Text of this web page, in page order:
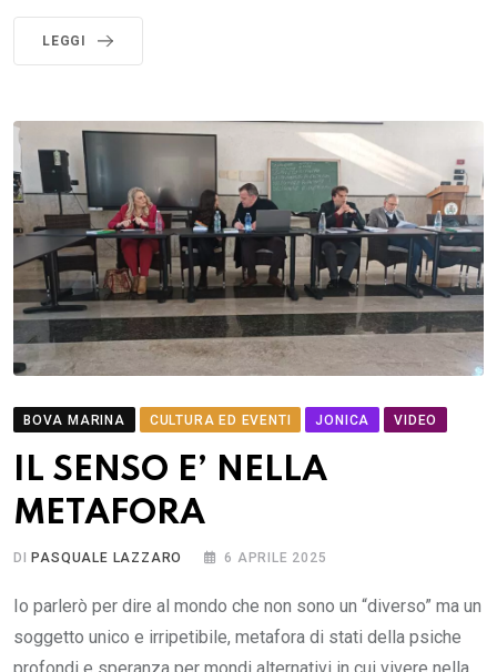
LEGGI
BOVA MARINA CULTURA ED EVENTI JONICA VIDEO
IL SENSO E’ NELLA
METAFORA
DIPASQUALE LAZZARO 6 APRILE 2025
Io parlerò per dire al mondo che non sono un “diverso” ma un
soggetto unico e irripetibile, metafora di stati della psiche
profondi e speranza per mondi alternativi in cui vivere nella